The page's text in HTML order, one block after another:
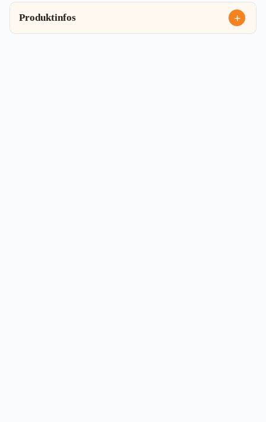
Produktinfos